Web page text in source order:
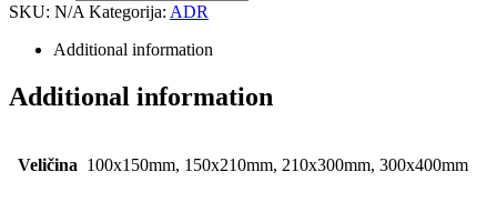
SKU: N/A Kategorija: ADR
Additional information
Additional information
Veličina 100x150mm, 150x210mm, 210x300mm, 300x400mm